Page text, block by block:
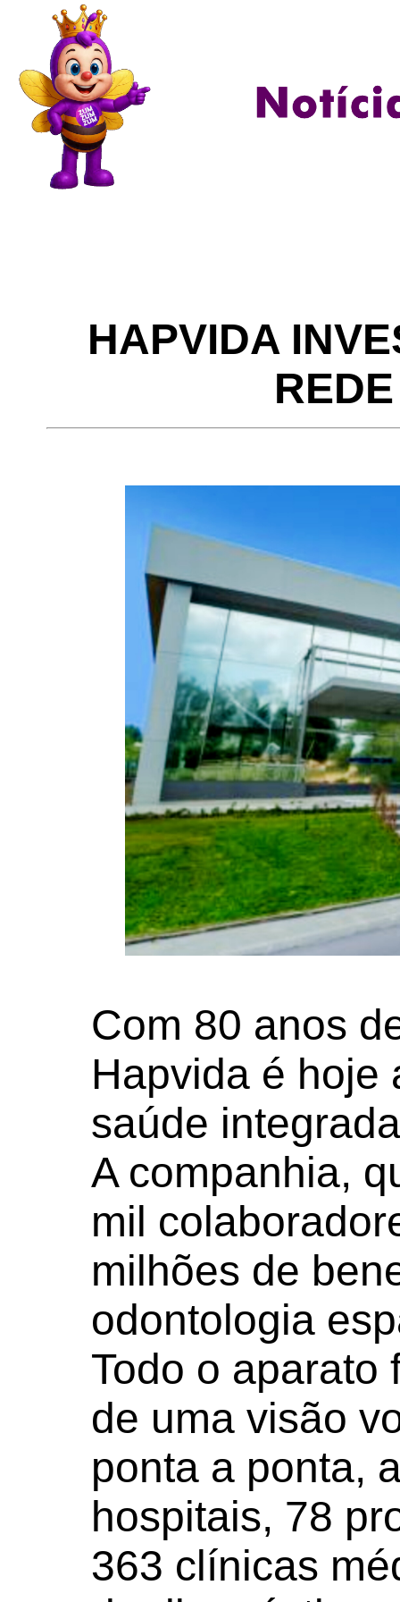
HAPVIDA
Com 80 anos
Hapvida é hoje
saúde
A companhia,
mil
milhões de
odontologia
Todo o aparato
de uma visão
ponta a ponta,
hospitais, 78
363 clínicas